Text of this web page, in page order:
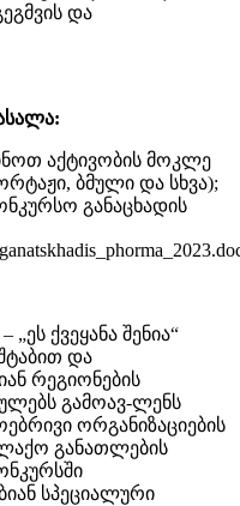
და
აქტივობის მოკლე
ბმული და სხვა);
განაცხადის
ქვეყანა შენია“
და
რეგიონების
გამოავ-ლენს
ორგანიზაციების
განათლების
სპეციალური